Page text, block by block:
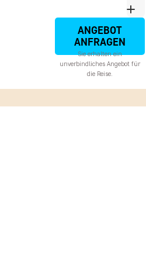
ANGEBOT
ANFRAGEN
Sie erhalten ein
unverbindliches Angebot für
die Reise.